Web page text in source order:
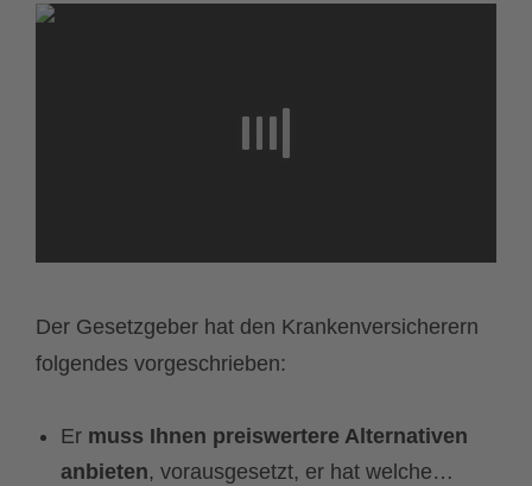
Der Gesetzgeber hat den Krankenversicherern
folgendes vorgeschrieben:
Er muss Ihnen preiswertere Alternativen
anbieten, vorausgesetzt, er hat welche…